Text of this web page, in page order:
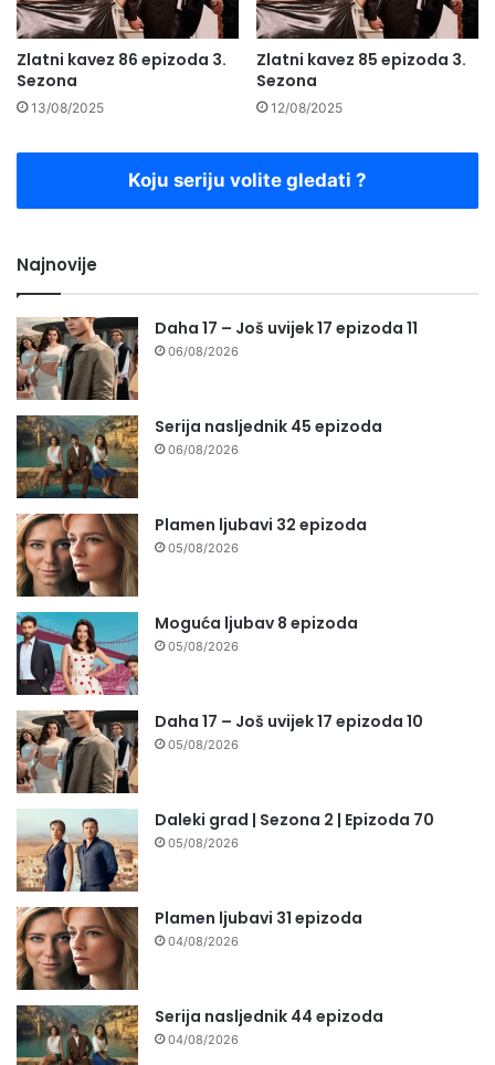
Zlatni kavez 86 epizoda 3.
Sezona
13/08/2025
Zlatni kavez 85 epizoda 3.
Sezona
12/08/2025
Koju seriju volite gledati ?
Najnovije
Daha 17 – Još uvijek 17 epizoda 11
06/08/2026
Serija nasljednik 45 epizoda
06/08/2026
Plamen ljubavi 32 epizoda
05/08/2026
Moguća ljubav 8 epizoda
05/08/2026
Daha 17 – Još uvijek 17 epizoda 10
05/08/2026
Daleki grad | Sezona 2 | Epizoda 70
05/08/2026
Plamen ljubavi 31 epizoda
04/08/2026
Serija nasljednik 44 epizoda
04/08/2026